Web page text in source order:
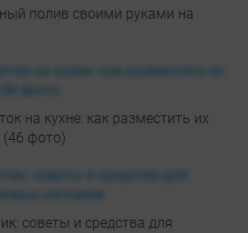
полив своими руками на
на кухне: как разместить их
(46 фото)
советы и средства для